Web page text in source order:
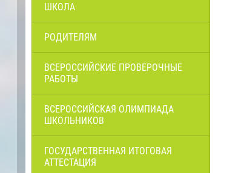
ШКОЛА
РОДИТЕЛЯМ
ВСЕРОССИЙСКИЕ ПРОВЕРОЧНЫЕ
РАБОТЫ
ВСЕРОССИЙСКАЯ ОЛИМПИАДА
ШКОЛЬНИКОВ
ГОСУДАРСТВЕННАЯ ИТОГОВАЯ
АТТЕСТАЦИЯ